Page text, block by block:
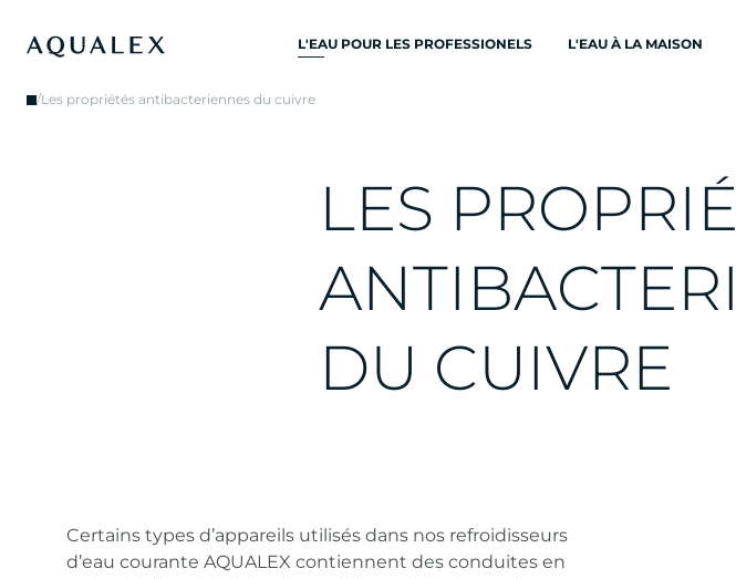
L'EAU POUR LES PROFESSIONELS
ROBINETS DE CUISINE
DISTRIBUTEURS D’EAU
FILTRE À EAU
L'EAU À LA MAISON
/Les propriétés antibacteriennes du cuivre
LES PROPRIÉ
ANTIBACTERI
DU CUIVRE
Certains types d’appareils utilisés dans nos refroidisseurs
d’eau courante AQUALEX contiennent des conduites en